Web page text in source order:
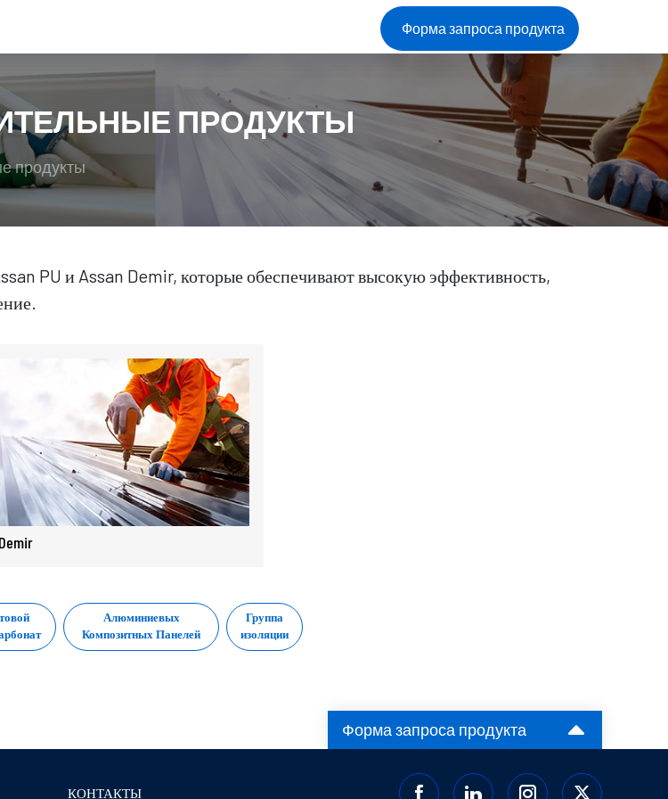
Форма запроса продукта
ПРОДУКТЫ
продукты
PU и Assan Demir, которые обеспечивают высокую эффективность,
Алюминиевых
Композитных Панелей
Группа
изоляции
Форма запроса продукта
КОНТАКТЫ